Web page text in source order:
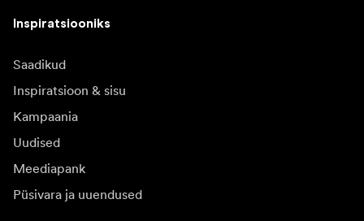
Inspiratsiooniks
Saadikud
Inspiratsioon & sisu
Kampaania
Uudised
Meediapank
Püsivara ja uuendused